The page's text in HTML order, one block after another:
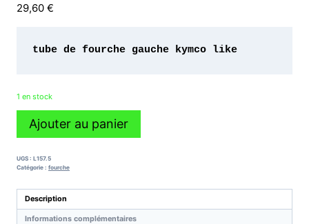
29,60 €
tube de fourche gauche kymco like
1 en stock
de
fourche
kymco
like
Ajouter au panier
UGS : L157.5
Catégorie : fourche
Description
Informations complémentaires